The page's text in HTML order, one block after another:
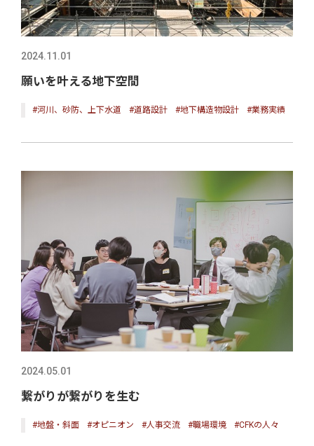
2024.11.01
願いを叶える地下空間
#河川、砂防、上下水道 #道路設計 #地下構造物設計 #業務実績
2024.05.01
繋がりが繋がりを生む
#地盤・斜面 #オピニオン #人事交流 #職場環境 #CFKの人々